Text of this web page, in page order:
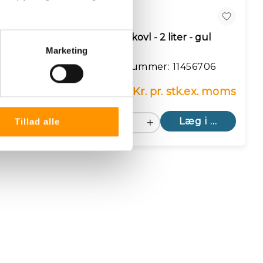
Marketing
Tillad alle
11456705
Læg i kurv
Håndskovl - 2 liter - gul
Varenummer: 11456706
57,20 Kr. pr. stk.ex. moms
Læg i kurv